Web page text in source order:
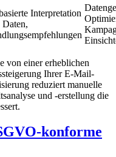
Interpretation
von einer erheblichen
Ihrer E-Mail-
reduziert manuelle
und -erstellung die
konforme